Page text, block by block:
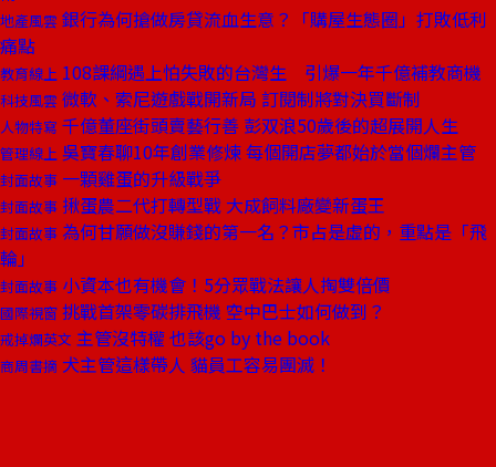
地產風雲 銀行為何搶做房貸流血生意？「購屋生態圈」打敗低利
痛點
教育線上 108課綱遇上怕失敗的台灣生 引爆一年千億補教商機
科技風雲 微軟、索尼遊戲戰開新局 訂閱制將對決買斷制
人物特寫 千億董座街頭賣藝行善 彭双浪50歲後的超展開人生
管理線上 吳寶春聊10年創業修煉 每個開店夢都始於當個爛主管
封面故事 一顆雞蛋的升級戰爭
封面故事 揪蛋農二代打轉型戰 大成飼料廠變新蛋王
封面故事 為何甘願做沒賺錢的第一名？市占是虛的，重點是「飛
輪」
封面故事 小資本也有機會！5分眾戰法讓人掏雙倍價
國際視窗 挑戰首架零碳排飛機 空中巴士如何做到？
戒掉爛英文 主管沒特權 也該go by the book
商周書摘 犬主管這樣帶人 貓員工容易團滅！